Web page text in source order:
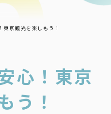
東京観光を楽しもう！
心！東京
う！